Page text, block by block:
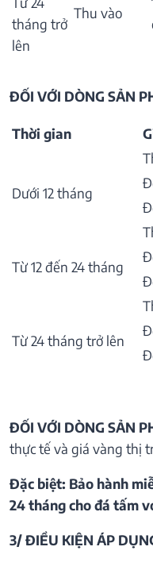
tháng trở
lên
Thu vào
ĐỐI VỚI DÒNG SẢN
Thời gian
Dưới 12 tháng
Từ 12 đến 24 tháng
Từ 24 tháng trở lên
ĐỐI VỚI DÒNG SẢN
thực tế và giá vàng thị
Đặc biệt: Bảo hành
24 tháng cho đá tấm
3/ ĐIỀU KIỆN ÁP